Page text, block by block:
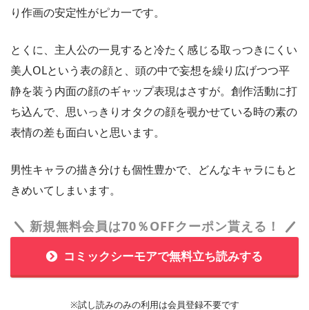
り作画の安定性がピカ一です。
とくに、主人公の一見すると冷たく感じる取っつきにくい
美人OLという表の顔と、頭の中で妄想を繰り広げつつ平
静を装う内面の顔のギャップ表現はさすが。創作活動に打
ち込んで、思いっきりオタクの顔を覗かせている時の素の
表情の差も面白いと思います。
男性キャラの描き分けも個性豊かで、どんなキャラにもと
きめいてしまいます。
新規無料会員は70％OFFクーポン貰える！
コミックシーモアで無料立ち読みする
※試し読みのみの利用は会員登録不要です